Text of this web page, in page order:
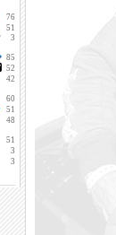
76
51
3
85
52
42
60
51
48
51
3
3